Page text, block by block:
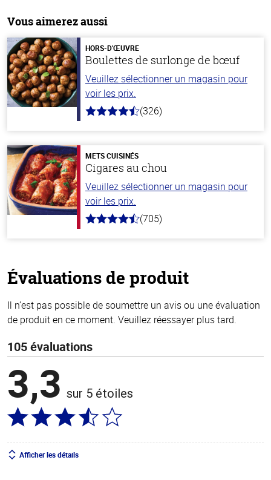
Vous aimerez aussi
HORS-D'ŒUVRE
Boulettes de surlonge de bœuf
Veuillez sélectionner un magasin pour
voir les prix.
4.6
stars
(326)
METS CUISINÉS
Cigares au chou
Veuillez sélectionner un magasin pour
voir les prix.
4.6
(705)
Évaluations de produit
Il n’est pas possible de soumettre un avis ou une évaluation
de produit en ce moment. Veuillez réessayer plus tard.
105 évaluations
3,3 sur 5 étoiles
Afficher les détails